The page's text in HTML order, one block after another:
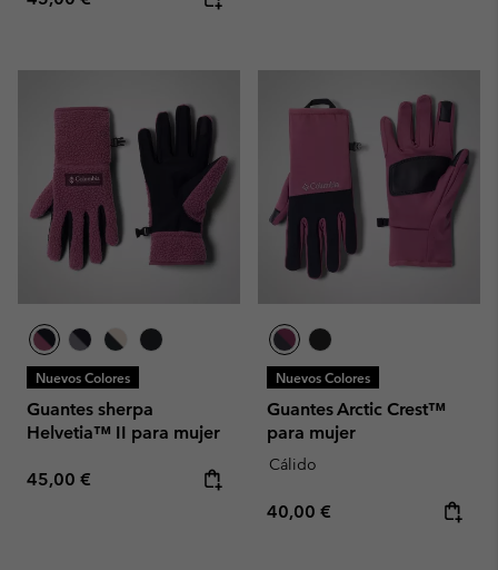
Nuevos Colores
Guantes sherpa
Helvetia™ II para mujer
Regular price:
45,00 €
Nuevos Colores
Guantes Arctic Crest™
para mujer
Cálido
Regular price:
40,00 €